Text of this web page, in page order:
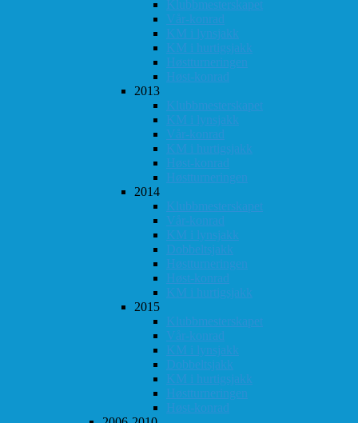
Klubbmesterskapet
Vår-konrad
KM i lynsjakk
KM i hurtigsjakk
Høstturneringen
Høst-konrad
2013
Klubbmesterskapet
KM i lynsjakk
Vår-konrad
KM i hurtigsjakk
Høst-konrad
Høstturneringen
2014
Klubbmesterskapet
Vår-konrad
KM i lynsjakk
Dobbeltsjakk
Høstturneringen
Høst-konrad
KM i hurtigsjakk
2015
Klubbmesterskapet
Vår-konrad
KM i lynsjakk
Dobbeltsjakk
KM i hurtigsjakk
Høstturneringen
Høst-konrad